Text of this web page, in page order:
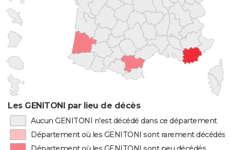
Les GENITONI par lieu de décès
Aucun GENITONI n'est décédé dans ce département
Département où les GENITONI sont rarement décédés